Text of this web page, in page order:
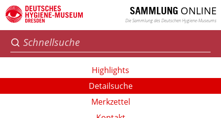
SAMMLUNG ONLINE
Die Sammlung des Deutschen Hygiene-Museums
Highlights
Detailsuche
Merkzettel